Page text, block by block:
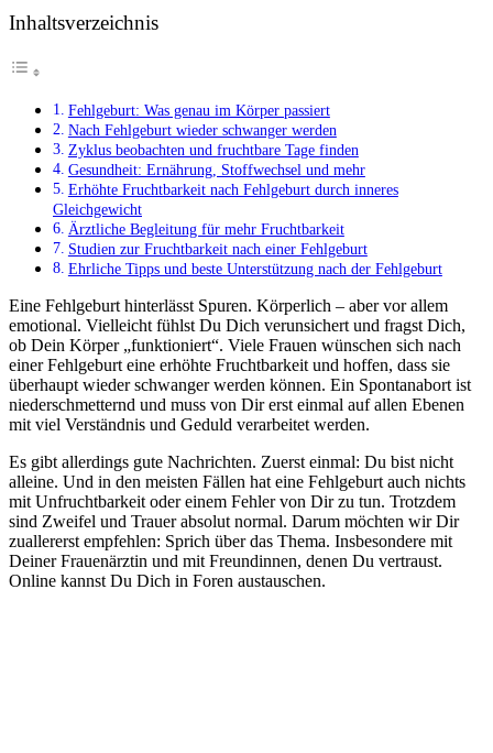
Inhaltsverzeichnis
Fehlgeburt: Was genau im Körper passiert
Nach Fehlgeburt wieder schwanger werden
Zyklus beobachten und fruchtbare Tage finden
Gesundheit: Ernährung, Stoffwechsel und mehr
Erhöhte Fruchtbarkeit nach Fehlgeburt durch inneres
Gleichgewicht
Ärztliche Begleitung für mehr Fruchtbarkeit
Studien zur Fruchtbarkeit nach einer Fehlgeburt
Ehrliche Tipps und beste Unterstützung nach der Fehlgeburt
Eine Fehlgeburt hinterlässt Spuren. Körperlich – aber vor allem
emotional. Vielleicht fühlst Du Dich verunsichert und fragst Dich,
ob Dein Körper „funktioniert“. Viele Frauen wünschen sich nach
einer Fehlgeburt eine erhöhte Fruchtbarkeit und hoffen, dass sie
überhaupt wieder schwanger werden können. Ein Spontanabort ist
niederschmetternd und muss von Dir erst einmal auf allen Ebenen
mit viel Verständnis und Geduld verarbeitet werden.
Es gibt allerdings gute Nachrichten. Zuerst einmal: Du bist nicht
alleine. Und in den meisten Fällen hat eine Fehlgeburt auch nichts
mit Unfruchtbarkeit oder einem Fehler von Dir zu tun. Trotzdem
sind Zweifel und Trauer absolut normal. Darum möchten wir Dir
zuallererst empfehlen: Sprich über das Thema. Insbesondere mit
Deiner Frauenärztin und mit Freundinnen, denen Du vertraust.
Online kannst Du Dich in Foren austauschen.